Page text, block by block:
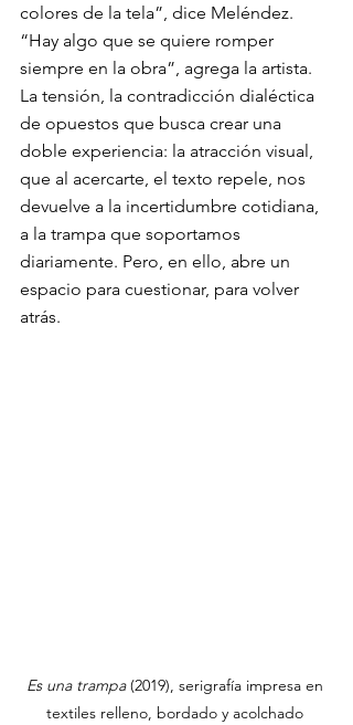
colores de la tela”, dice Meléndez.
“Hay algo que se quiere romper
siempre en la obra”, agrega la artista.
La tensión, la contradicción dialéctica
de opuestos que busca crear una
doble experiencia: la atracción visual,
que al acercarte, el texto repele, nos
devuelve a la incertidumbre cotidiana,
a la trampa que soportamos
diariamente. Pero, en ello, abre un
espacio para cuestionar, para volver
atrás.
Es una trampa (2019), serigrafía impresa en
textiles relleno, bordado y acolchado